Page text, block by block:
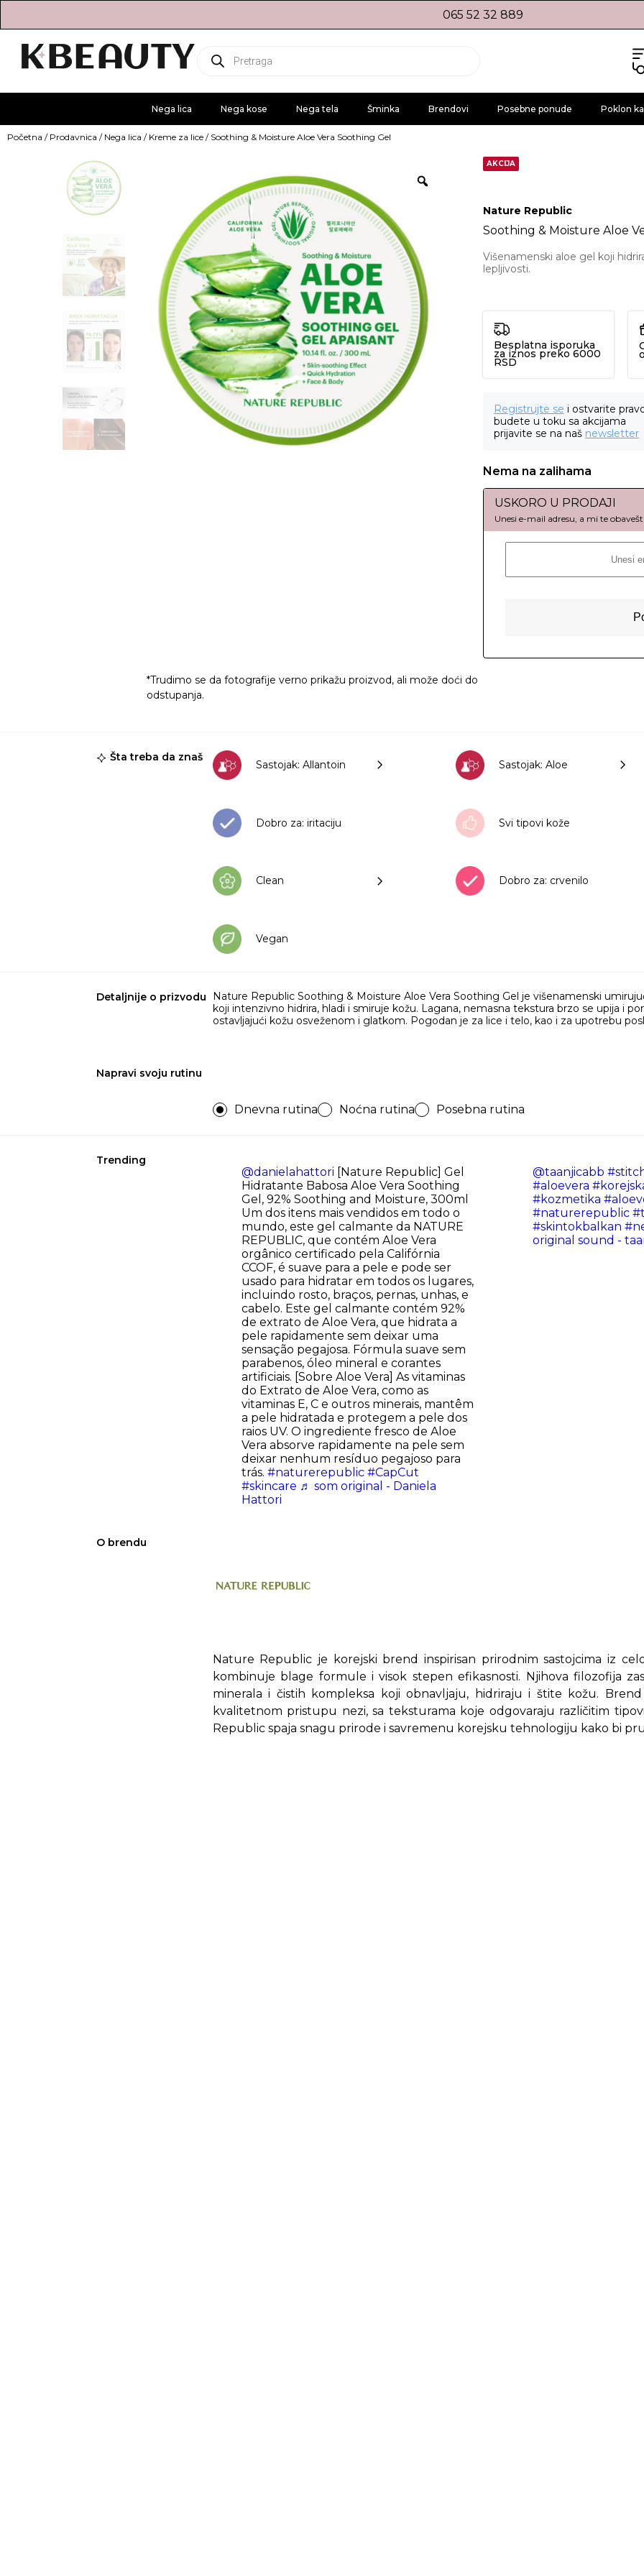
065 52 32 889
Products
search
Nega lica Nega kose Nega tela Šminka Brendovi Posebne ponude Poklon
Početna / Prodavnica / Nega lica / Kreme za lice / Soothing & Moisture Aloe Vera Soothing Gel
AKCIJA
Nature Republic
Soothing & Moisture Aloe
Višenamenski aloe gel koji
lepljivosti.
Besplatna isporuka
za iznos preko 6000
RSD
Registrujte se i ostvarite
budete u toku sa akcijama
prijavite se na naš newsletter
Nema na zalihama
USKORO U PRODAJI
*Trudimo se da fotografije verno prikažu proizvod, ali može doći do
odstupanja.
Šta treba da znaš
Sastojak: Allantoin Sastojak: Aloe
Dobro za: iritaciju Svi tipovi kože
Clean Dobro za: crvenilo
Vegan
Detaljnije o prizvodu
Nature Republic Soothing & Moisture Aloe Vera Soothing Gel je višenamenski
koji intenzivno hidrira, hladi i smiruje kožu. Lagana, nemasna tekstura brzo se upija i
ostavljajući kožu osveženom i glatkom. Pogodan je za lice i telo, kao i za upotrebu
Napravi svoju rutinu
Dnevna rutina Noćna rutina Posebna rutina
Trending
@danielahattori [Nature Republic] Gel
Hidratante Babosa Aloe Vera Soothing
Gel, 92% Soothing and Moisture, 300ml
Um dos itens mais vendidos em todo o
mundo, este gel calmante da NATURE
REPUBLIC, que contém Aloe Vera
orgânico certificado pela Califórnia
CCOF, é suave para a pele e pode ser
usado para hidratar em todos os lugares,
incluindo rosto, braços, pernas, unhas, e
cabelo. Este gel calmante contém 92%
de extrato de Aloe Vera, que hidrata a
pele rapidamente sem deixar uma
sensação pegajosa. Fórmula suave sem
parabenos, óleo mineral e corantes
artificiais. [Sobre Aloe Vera] As vitaminas
do Extrato de Aloe Vera, como as
vitaminas E, C e outros minerais, mantêm
a pele hidratada e protegem a pele dos
raios UV. O ingrediente fresco de Aloe
Vera absorve rapidamente na pele sem
deixar nenhum resíduo pegajoso para
trás. #naturerepublic #CapCut
#skincare ♬ som original - Daniela
Hattori
@taanjicabb
#aloevera
#kozmetika
#naturerepublic
#skintokbalkan
original sound -
O brendu
Nature Republic je korejski brend inspirisan prirodnim sastojcima iz
kombinuje blage formule i visok stepen efikasnosti. Njihova filozofija
minerala i čistih kompleksa koji obnavljaju, hidriraju i štite kožu.
kvalitetnom pristupu nezi, sa teksturama koje odgovaraju različitim
Republic spaja snagu prirode i savremenu korejsku tehnologiju kako bi